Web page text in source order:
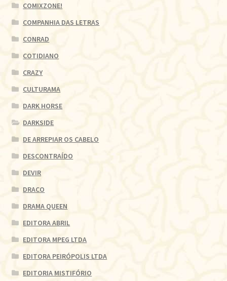
COMIXZONE!
COMPANHIA DAS LETRAS
CONRAD
COTIDIANO
CRAZY
CULTURAMA
DARK HORSE
DARKSIDE
DE ARREPIAR OS CABELO
DESCONTRAÍDO
DEVIR
DRACO
DRAMA QUEEN
EDITORA ABRIL
EDITORA MPEG LTDA
EDITORA PEIRÓPOLIS LTDA
EDITORIA MISTIFÓRIO